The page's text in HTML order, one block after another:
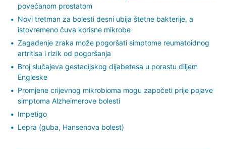
povećanom prostatom
Novi tretman za bolesti desni ubija štetne bakterije, a
istovremeno čuva korisne mikrobe
Zagađenje zraka može pogoršati simptome reumatoidnog
artritisa i rizik od pogoršanja
Broj slučajeva gestacijskog dijabetesa u porastu diljem
Engleske
Promjene crijevnog mikrobioma mogu započeti prije pojave
simptoma Alzheimerove bolesti
Impetigo
Lepra (guba, Hansenova bolest)